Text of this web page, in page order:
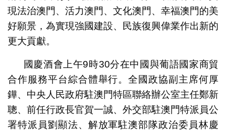
現法治澳門、活力澳門、文化澳門、幸福澳門的美
好願景，為實現強國建設、民族復興偉業作出新的
更大貢獻。
國慶酒會上午9時30分在中國與葡語國家商貿
合作服務平台綜合體舉行。全國政協副主席何厚
鏵、中央人民政府駐澳門特區聯絡辦公室主任鄭新
聰、前任行政長官賀一誠、外交部駐澳門特派員公
署特派員劉顯法、解放軍駐澳部隊政治委員林慶